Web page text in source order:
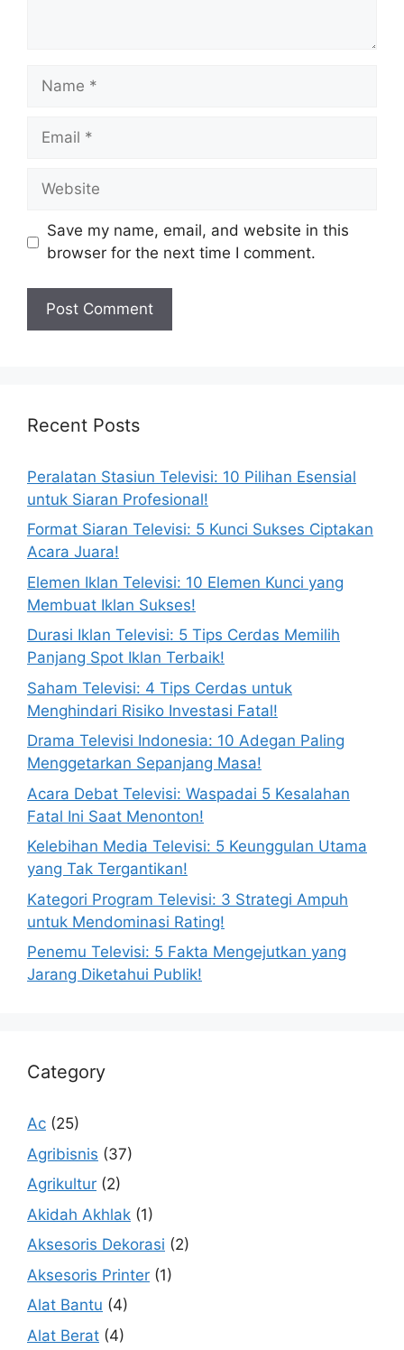
Name
Email
Website
Save my name, email, and website in this
browser for the next time I comment.
Recent Posts
Peralatan Stasiun Televisi: 10 Pilihan Esensial
untuk Siaran Profesional!
Format Siaran Televisi: 5 Kunci Sukses Ciptakan
Acara Juara!
Elemen Iklan Televisi: 10 Elemen Kunci yang
Membuat Iklan Sukses!
Durasi Iklan Televisi: 5 Tips Cerdas Memilih
Panjang Spot Iklan Terbaik!
Saham Televisi: 4 Tips Cerdas untuk
Menghindari Risiko Investasi Fatal!
Drama Televisi Indonesia: 10 Adegan Paling
Menggetarkan Sepanjang Masa!
Acara Debat Televisi: Waspadai 5 Kesalahan
Fatal Ini Saat Menonton!
Kelebihan Media Televisi: 5 Keunggulan Utama
yang Tak Tergantikan!
Kategori Program Televisi: 3 Strategi Ampuh
untuk Mendominasi Rating!
Penemu Televisi: 5 Fakta Mengejutkan yang
Jarang Diketahui Publik!
Category
Ac (25)
Agribisnis (37)
Agrikultur (2)
Akidah Akhlak (1)
Aksesoris Dekorasi (2)
Aksesoris Printer (1)
Alat Bantu (4)
Alat Berat (4)